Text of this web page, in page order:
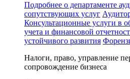
Подробнее о департаменте
сопутствующих услуг
Консультационные услуги в
учета и финансовой
устойчивого развития
Налоги, право, управление
сопровождение бизнеса